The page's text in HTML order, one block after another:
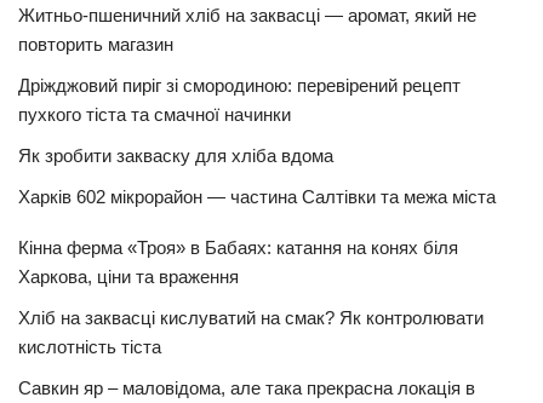
Житньо-пшеничний хліб на заквасці — аромат, який не
повторить магазин
Дріжджовий пиріг зі смородиною: перевірений рецепт
пухкого тіста та смачної начинки
Як зробити закваску для хліба вдома
Харків 602 мікрорайон — частина Салтівки та межа міста
Кінна ферма «Троя» в Бабаях: катання на конях біля
Харкова, ціни та враження
Хліб на заквасці кислуватий на смак? Як контролювати
кислотність тіста
Савкин яр – маловідома, але така прекрасна локація в